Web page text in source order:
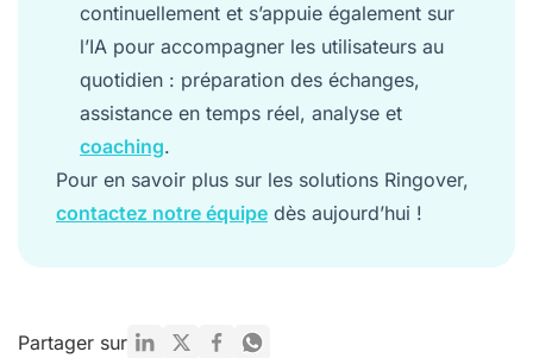
continuellement et s’appuie également sur
l’IA pour accompagner les utilisateurs au
quotidien : préparation des échanges,
assistance en temps réel, analyse et
coaching.
Pour en savoir plus sur les solutions Ringover,
contactez notre équipe dès aujourd’hui !
Partager sur